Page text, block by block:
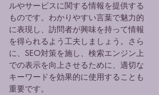
ルやサービスに関する情報を提供する
ものです。わかりやすい言葉で魅力的
に表現し、訪問者が興味を持って情報
を得られるよう工夫しましょう。さら
に、SEO対策を施し、検索エンジン上
での表示を向上させるために、適切な
キーワードを効果的に使用することも
重要です。